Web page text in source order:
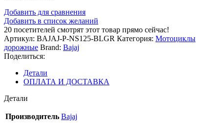
Добавить для сравнения
Добавить в список желаний
20 посетителей смотрят этот товар прямо сейчас!
Артикул: BAJAJ-P-NS125-BLGR Категория: Мотоциклы
дорожные Brand: Bajaj
Поделиться:
Детали
ОПЛАТА И ДОСТАВКА
Детали
Производитель Bajaj